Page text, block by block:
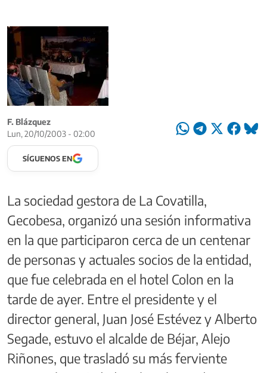
F. Blázquez
Lun, 20/10/2003 - 02:00
SÍGUENOS EN
La sociedad gestora de La Covatilla,
Gecobesa, organizó una sesión informativa
en la que participaron cerca de un centenar
de personas y actuales socios de la entidad,
que fue celebrada en el hotel Colon en la
tarde de ayer. Entre el presidente y el
director general, Juan José Estévez y Alberto
Segade, estuvo el alcalde de Béjar, Alejo
Riñones, que trasladó su más ferviente